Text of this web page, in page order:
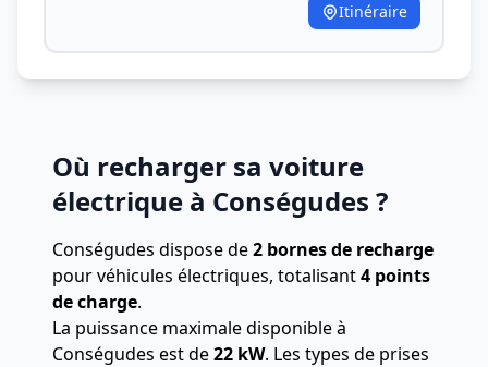
Itinéraire
Où recharger sa voiture
électrique à Conségudes ?
Conségudes dispose de2 bornes de recharge
pour véhicules électriques, totalisant4 points
de charge.
La puissance maximale disponible à
Conségudes est de22 kW. Les types de prises